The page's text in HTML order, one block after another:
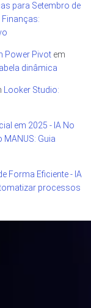
para Setembro de
Finanças:
Power Pivot em
dinâmica
Looker Studio:
em 2025 - IA No
Guia
Forma Eficiente - IA
processos